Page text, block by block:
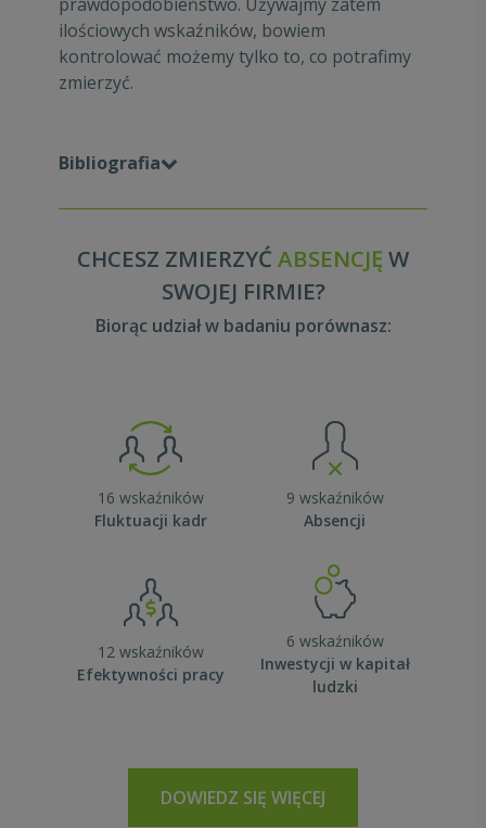
ilościowych wskaźników, bowiem
kontrolować możemy tylko to, co potrafimy
zmierzyć.
Bibliografia
CHCESZ ZMIERZYĆ ABSENCJĘ W
SWOJEJ FIRMIE?
Biorąc udział w badaniu porównasz:
16 wskaźników
Fluktuacji kadr
9 wskaźników
Absencji
12 wskaźników
Efektywności pracy
6 wskaźników
Inwestycji w kapitał
ludzki
DOWIEDZ SIĘ WIĘCEJ